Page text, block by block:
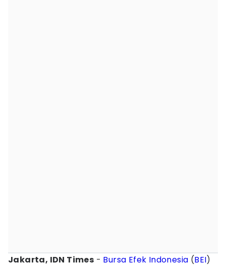
Jakarta, IDN Times - Bursa Efek Indonesia (BEI)